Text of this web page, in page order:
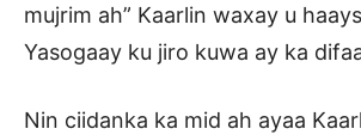
mujrim ah” Kaarlin waxay u
Yasogaay ku jiro kuwa ay ka
Nin ciidanka ka mid ah ayaa